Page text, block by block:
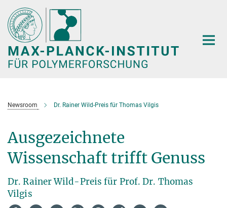
Hauptinhalt
Newsroom Dr. Rainer Wild-Preis für Thomas Vilgis
Ausgezeichnete
Wissenschaft trifft Genuss
Dr. Rainer Wild-Preis für Prof. Dr. Thomas
Vilgis